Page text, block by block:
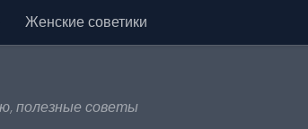
Женские советики
полезные советы